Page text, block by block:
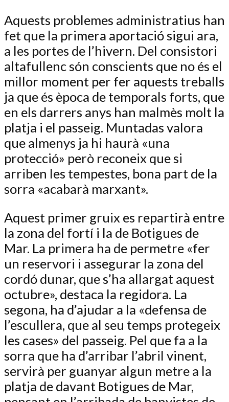
Aquests problemes administratius han
fet que la primera aportació sigui ara,
a les portes de l’hivern. Del consistori
altafullenc són conscients que no és el
millor moment per fer aquests treballs
ja que és època de temporals forts, que
en els darrers anys han malmès molt la
platja i el passeig. Muntadas valora
que almenys ja hi haurà «una
protecció» però reconeix que si
arriben les tempestes, bona part de la
sorra «acabarà marxant».
Aquest primer gruix es repartirà entre
la zona del fortí i la de Botigues de
Mar. La primera ha de permetre «fer
un reservori i assegurar la zona del
cordó dunar, que s’ha allargat aquest
octubre», destaca la regidora. La
segona, ha d’ajudar a la «defensa de
l’escullera, que al seu temps protegeix
les cases» del passeig. Pel que fa a la
sorra que ha d’arribar l’abril vinent,
servirà per guanyar algun metre a la
platja de davant Botigues de Mar,